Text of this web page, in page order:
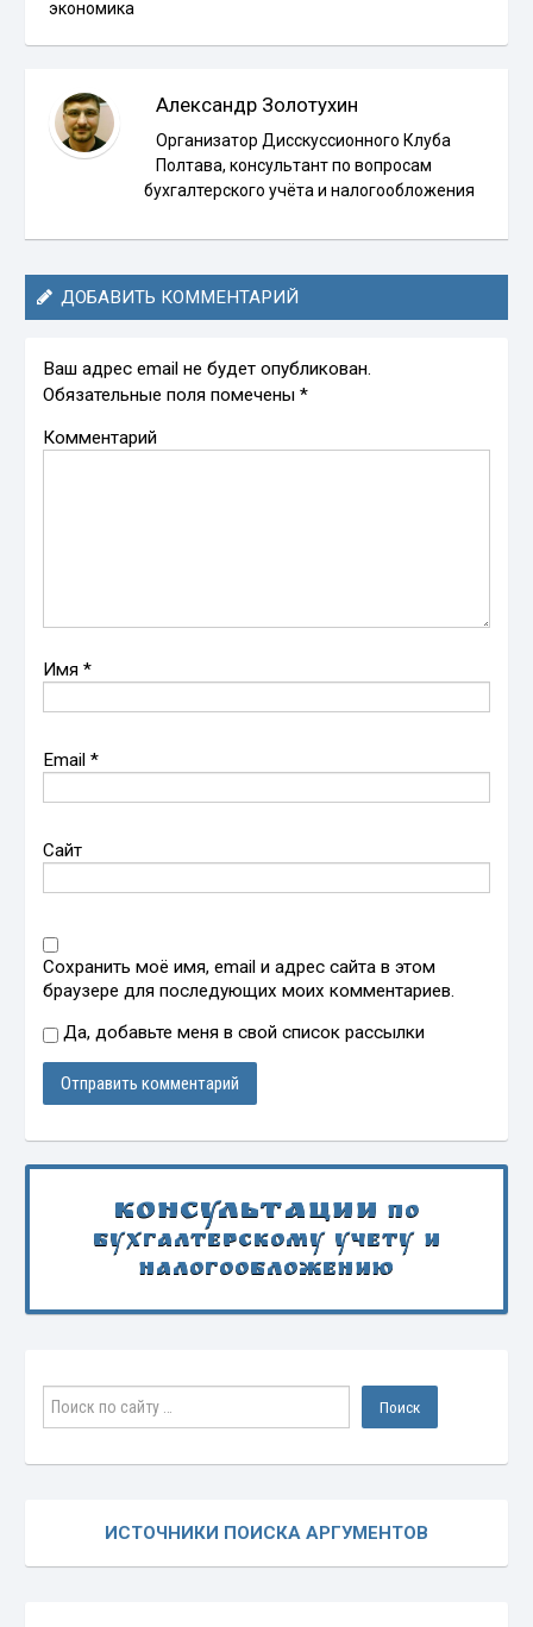
экономика
Александр Золотухин
Организатор Дисскуссионного Клуба
Полтава, консультант по вопросам
бухгалтерского учёта и налогообложения
ДОБАВИТЬ КОММЕНТАРИЙ
Ваш адрес email не будет опубликован.
Обязательные поля помечены*
Комментарий
Имя*
Email*
Сайт
Сохранить моё имя, email и адрес сайта в этом
браузере для последующих моих комментариев.
Да, добавьте меня в свой список рассылки
Консультации по
бухгалтерскому учету и
налогообложению
ИСТОЧНИКИ ПОИСКА АРГУМЕНТОВ